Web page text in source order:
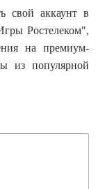
свой аккаунт в
Ростелеком",
на премиум-
из популярной